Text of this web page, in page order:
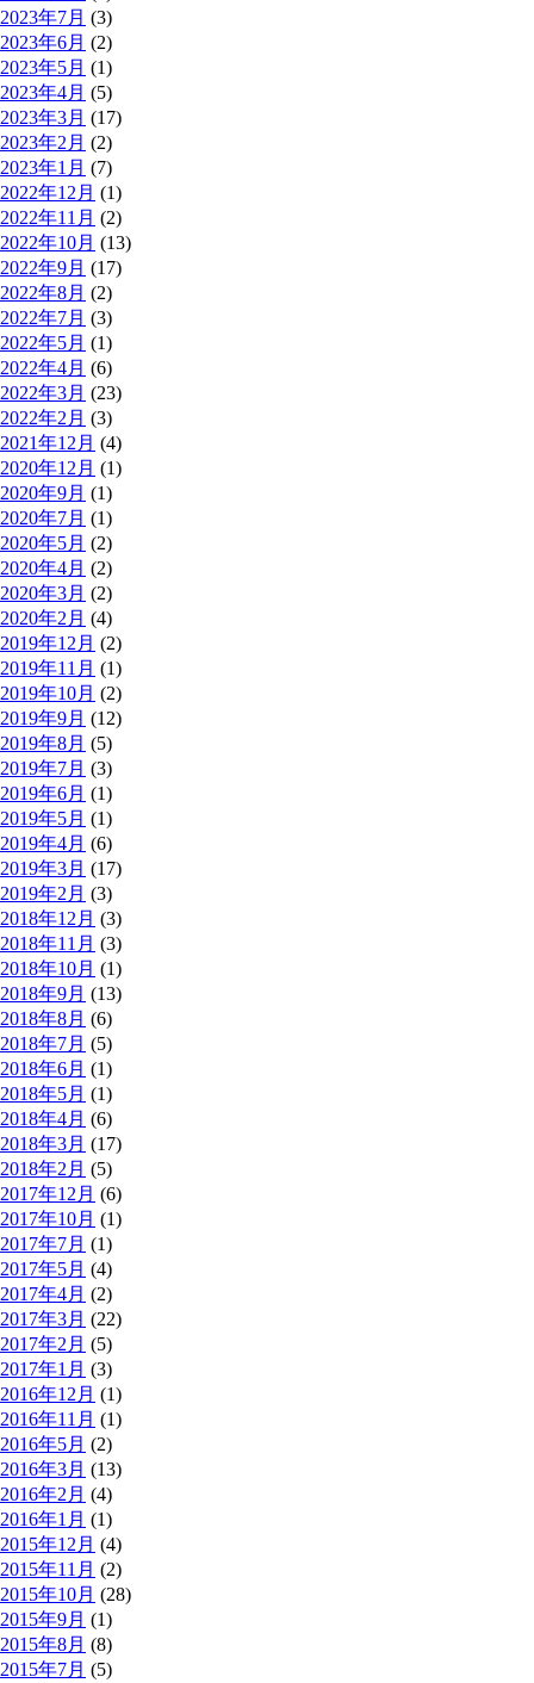
2023年7月 (3)
2023年6月 (2)
2023年5月 (1)
2023年4月 (5)
2023年3月 (17)
2023年2月 (2)
2023年1月 (7)
2022年12月 (1)
2022年11月 (2)
2022年10月 (13)
2022年9月 (17)
2022年8月 (2)
2022年7月 (3)
2022年5月 (1)
2022年4月 (6)
2022年3月 (23)
2022年2月 (3)
2021年12月 (4)
2020年12月 (1)
2020年9月 (1)
2020年7月 (1)
2020年5月 (2)
2020年4月 (2)
2020年3月 (2)
2020年2月 (4)
2019年12月 (2)
2019年11月 (1)
2019年10月 (2)
2019年9月 (12)
2019年8月 (5)
2019年7月 (3)
2019年6月 (1)
2019年5月 (1)
2019年4月 (6)
2019年3月 (17)
2019年2月 (3)
2018年12月 (3)
2018年11月 (3)
2018年10月 (1)
2018年9月 (13)
2018年8月 (6)
2018年7月 (5)
2018年6月 (1)
2018年5月 (1)
2018年4月 (6)
2018年3月 (17)
2018年2月 (5)
2017年12月 (6)
2017年10月 (1)
2017年7月 (1)
2017年5月 (4)
2017年4月 (2)
2017年3月 (22)
2017年2月 (5)
2017年1月 (3)
2016年12月 (1)
2016年11月 (1)
2016年5月 (2)
2016年3月 (13)
2016年2月 (4)
2016年1月 (1)
2015年12月 (4)
2015年11月 (2)
2015年10月 (28)
2015年9月 (1)
2015年8月 (8)
2015年7月 (5)